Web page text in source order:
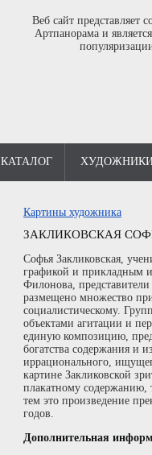
Веб сайт представляет
Артпанорама и
КАТАЛОГ
Картины художника
ЗАКЛИКОВСКАЯ
Софья Закликовская,
графикой и прикладным
Филонова,
размещено множество
социалистическому.
объектами агитации и
единую композицию,
богатства содержания и
иррационального,
картине Закликовской
плакатному
тем это произведение
годов.
Дополнительная